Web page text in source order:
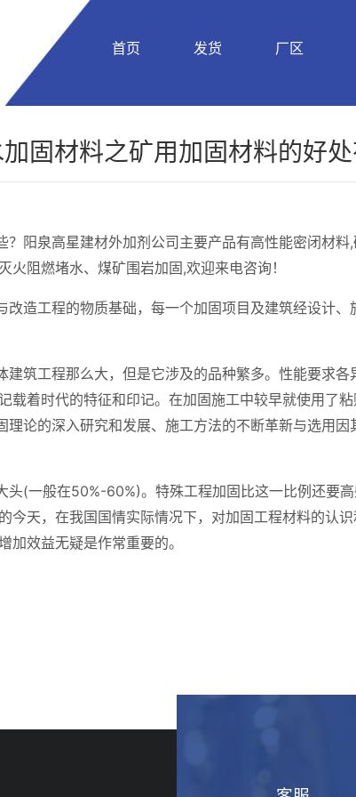
首页 发货 厂区
固材料之矿用加固材料的好处
阳泉高星建材外加剂公司主要产品有高性能密闭材
阻燃堵水、煤矿围岩加固,欢迎来电咨询！
造工程的物质基础，每一个加固项目及建筑经设计
筑工程那么大，但是它涉及的品种繁多。性能要求
载着时代的特征和印记。在加固施工中较早就使用了
论的深入研究和发展、施工方法的不断革新与选用
(一般在50%-60%)。特殊工程加固比这一比例还要
今天，在我国国情实际情况下，对加固工程材料的认
效益无疑是作常重要的。